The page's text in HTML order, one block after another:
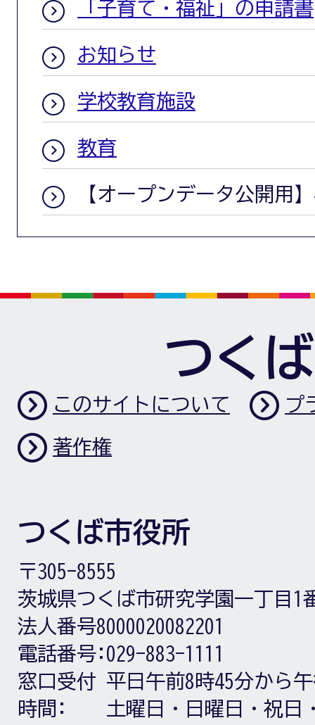
「子育て・福祉」の申請書
お知らせ
学校教育施設
教育
【オープンデータ公開用
つく
このサイトについて プ
著作権
つくば市役所
〒305-8555
茨城県つくば市研究学園一丁目1
法人番号8000020082201
電話番号: 029-883-1111
窓口受付
時間:
平日午前8時45分から
土曜日・日曜日・祝日